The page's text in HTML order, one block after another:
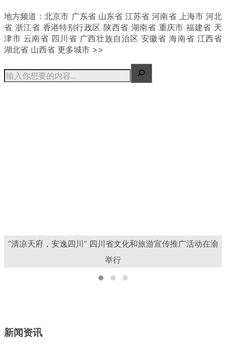
地方频道：北京市 广东省 山东省 江苏省 河南省 上海市 河北
省 浙江省 香港特别行政区 陕西省 湖南省 重庆市 福建省 天
津市 云南省 四川省 广西壮族自治区 安徽省 海南省 江西省
湖北省 山西省 更多城市 >>
“清凉天府，安逸四川” 四川省文化和旅游宣传推广活动在渝
举行
新闻资讯